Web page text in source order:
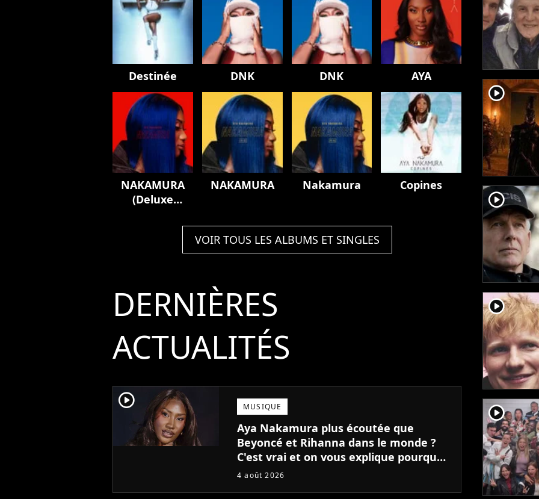
Destinée DNK DNK AYA
NAKAMURA
(Deluxe
NAKAMURA Nakamura Copines
VOIR TOUS LES ALBUMS ET SINGLES
DERNIÈRES
ACTUALITÉS
player2 MUSIQUE
Aya Nakamura plus écoutée que
Beyoncé et Rihanna dans le monde ?
C'est vrai et on vous explique pourquoi
!
4 août 2026
player2
player2
player2
player2